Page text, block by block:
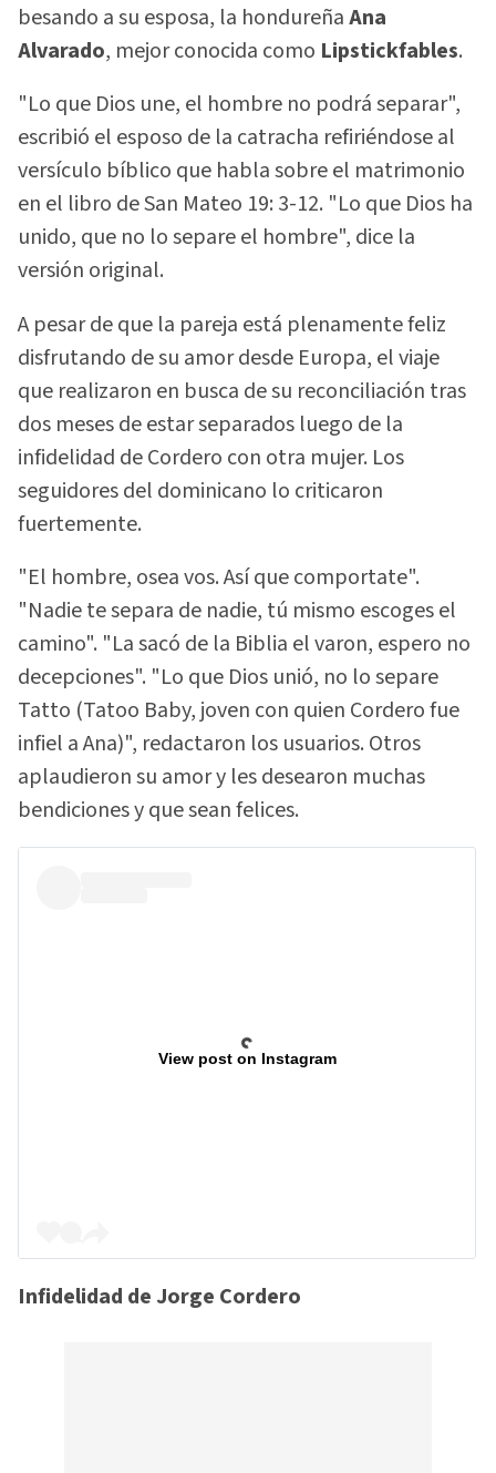
besando a su esposa, la hondureñaAna
Alvarado, mejor conocida como Lipstickfables.
"Lo que Dios une, el hombre no podrá separar",
escribió el esposo de la catracha refiriéndose al
versículo bíblico que habla sobre el matrimonio
en el libro de San Mateo 19: 3-12. "Lo que Dios ha
unido, que no lo separe el hombre", dice la
versión original.
A pesar de que la pareja está plenamente feliz
disfrutando de su amor desde Europa, el viaje
que realizaron en busca de su reconciliación tras
dos meses de estar separados luego de la
infidelidad de Cordero con otra mujer. Los
seguidores del dominicano lo criticaron
fuertemente.
"El hombre, osea vos. Así que comportate".
"Nadie te separa de nadie, tú mismo escoges el
camino". "La sacó de la Biblia el varon, espero no
decepciones". "Lo que Dios unió, no lo separe
Tatto (Tatoo Baby, joven con quien Cordero fue
infiel a Ana)", redactaron los usuarios. Otros
aplaudieron su amor y les desearon muchas
bendiciones y que sean felices.
View post on Instagram
Infidelidad de Jorge Cordero